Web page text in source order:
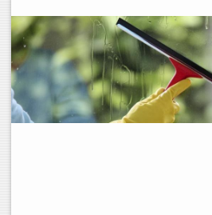
BLOGG
BESTÄLL STÄDHJÄLP